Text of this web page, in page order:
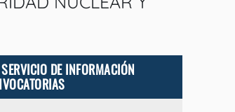
DE INFORMACIÓN